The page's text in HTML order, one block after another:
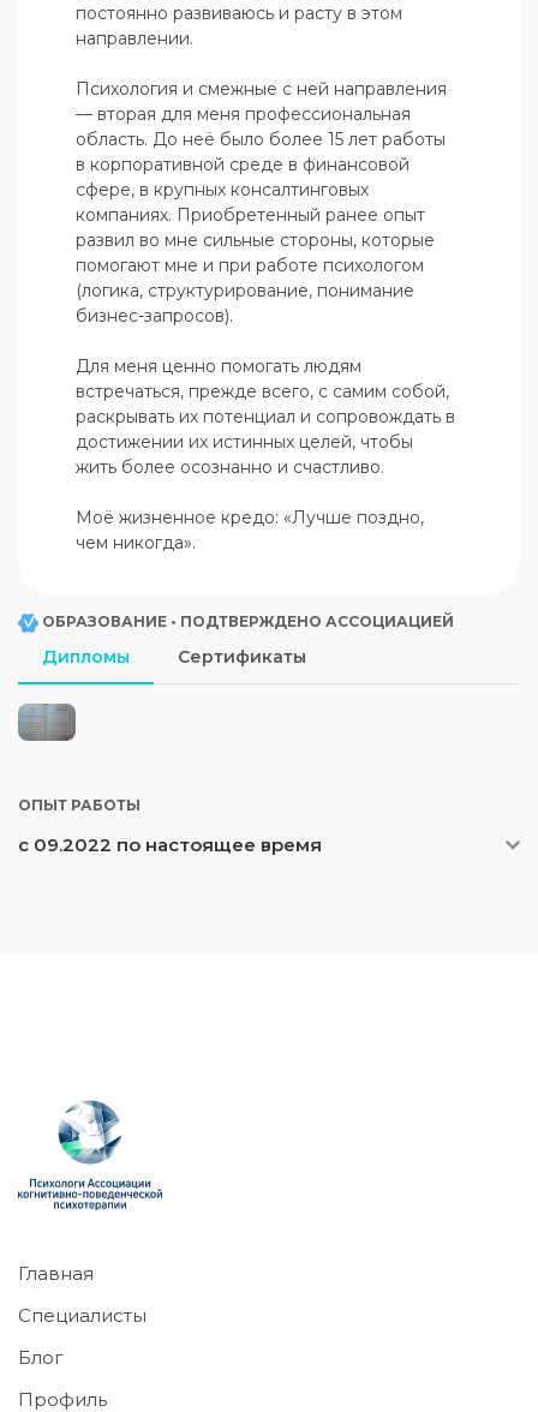
постоянно развиваюсь и расту в этом
направлении.
Психология и смежные с ней направления
— вторая для меня профессиональная
область. До неё было более 15 лет работы
в корпоративной среде в финансовой
сфере, в крупных консалтинговых
компаниях. Приобретенный ранее опыт
развил во мне сильные стороны, которые
помогают мне и при работе психологом
(логика, структурирование, понимание
бизнес-запросов).
Для меня ценно помогать людям
встречаться, прежде всего, с самим собой,
раскрывать их потенциал и сопровождать в
достижении их истинных целей, чтобы
жить более осознанно и счастливо.
Моё жизненное кредо: «Лучше поздно,
чем никогда».
ОБРАЗОВАНИЕ • ПОДТВЕРЖДЕНО АССОЦИАЦИЕЙ
Дипломы Сертификаты
ОПЫТ РАБОТЫ
с 09.2022 по настоящее время
Главная
Специалисты
Блог
Профиль